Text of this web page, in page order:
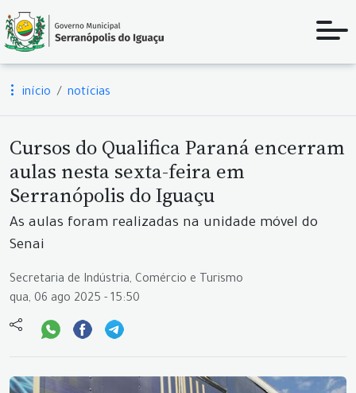
início notícias
Cursos do Qualifica Paraná encerram
aulas nesta sexta-feira em
Serranópolis do Iguaçu
As aulas foram realizadas na unidade móvel do
Senai
Secretaria de Indústria, Comércio e Turismo
qua, 06 ago 2025 - 15:50